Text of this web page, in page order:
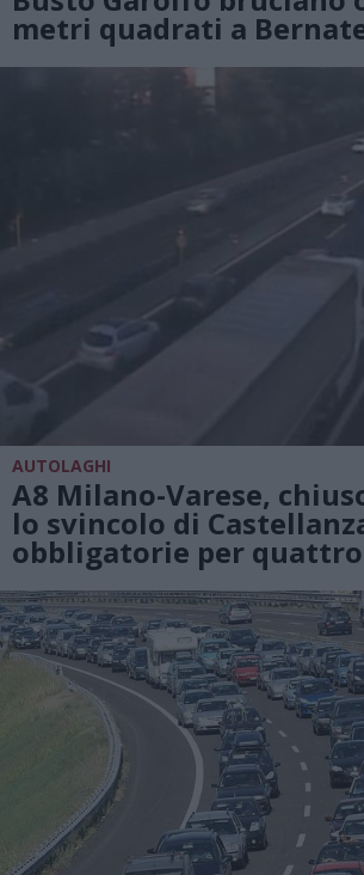
metri quadrati a
AUTOLAGHI
A8 Milano-Varese,
lo svincolo di
obbligatorie per